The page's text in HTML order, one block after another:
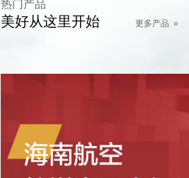
热门产品
美好从这里开始 更多产品 »